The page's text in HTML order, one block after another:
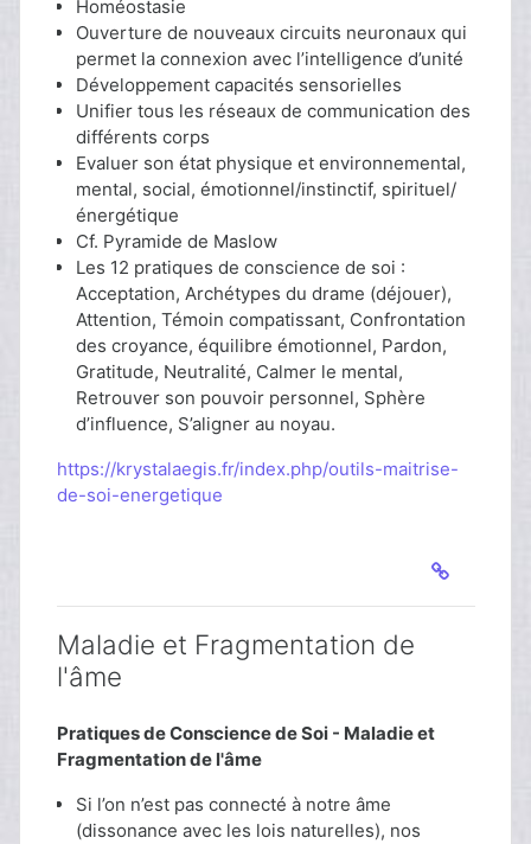
Homéostasie
Ouverture de nouveaux circuits neuronaux qui
permet la connexion avec l’intelligence d’unité
Développement capacités sensorielles
Unifier tous les réseaux de communication des
différents corps
Evaluer son état physique et environnemental,
mental, social, émotionnel/instinctif, spirituel/
énergétique
Cf. Pyramide de Maslow
Les 12 pratiques de conscience de soi :
Acceptation, Archétypes du drame (déjouer),
Attention, Témoin compatissant, Confrontation
des croyance, équilibre émotionnel, Pardon,
Gratitude, Neutralité, Calmer le mental,
Retrouver son pouvoir personnel, Sphère
d’influence, S’aligner au noyau.
https://krystalaegis.fr/index.php/outils-maitrise-
de-soi-energetique
Maladie et Fragmentation de
l'âme
Pratiques de Conscience de Soi - Maladie et
Fragmentation de l'âme
Si l’on n’est pas connecté à notre âme
(dissonance avec les lois naturelles), nos